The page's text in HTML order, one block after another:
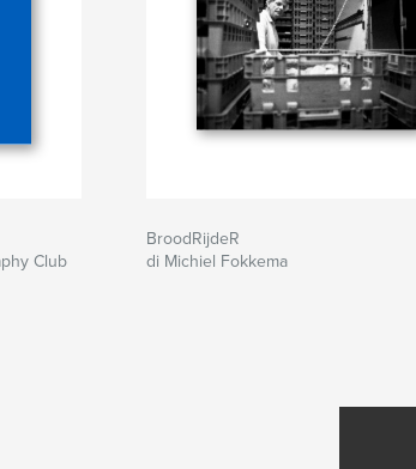
Club
BroodRijdeR
di Michiel Fokkema